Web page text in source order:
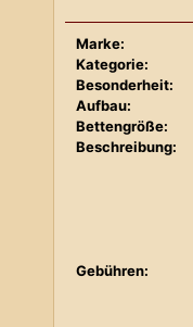
Marke:
Kategorie:
Besonderheit:
Aufbau:
Bettengröße:
Beschreibung:
Gebühren: